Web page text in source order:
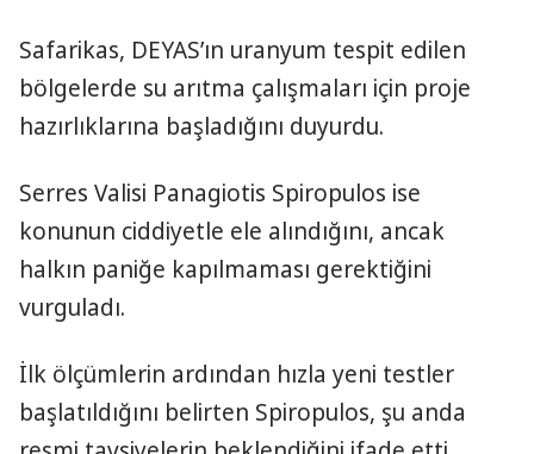
Safarikas, DEYAS’ın uranyum tespit edilen
bölgelerde su arıtma çalışmaları için proje
hazırlıklarına başladığını duyurdu.
Serres Valisi Panagiotis Spiropulos ise
konunun ciddiyetle ele alındığını, ancak
halkın paniğe kapılmaması gerektiğini
vurguladı.
İlk ölçümlerin ardından hızla yeni testler
başlatıldığını belirten Spiropulos, şu anda